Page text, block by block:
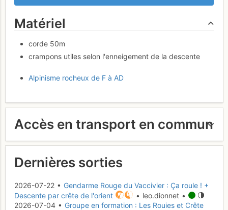
Matériel
corde 50m
crampons utiles selon l'enneigement de la descente
Alpinisme rocheux de F à AD
Accès en transport en commun
Dernières sorties
2026-07-22 • Gendarme Rouge du Vaccivier : Ça roule ! +
Descente par crête de l'orient
• leo.dionnet •
2026-07-04 • Groupe en formation : Les Rouies et Crête